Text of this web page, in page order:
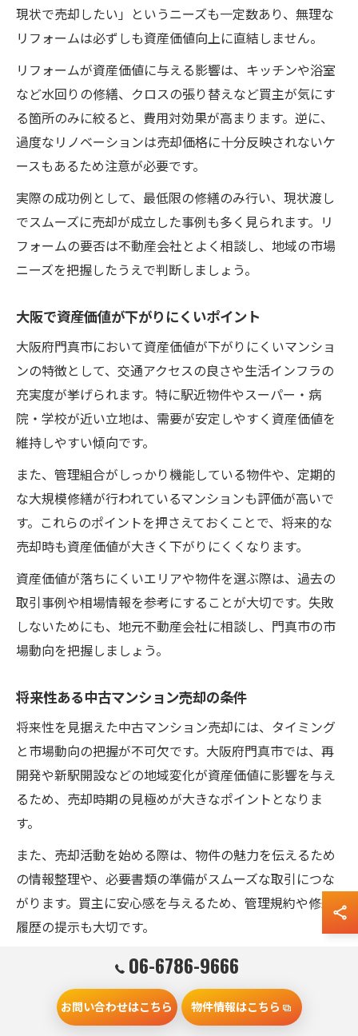
現状で売却したい」というニーズも一定数あり、無理な
リフォームは必ずしも資産価値向上に直結しません。
リフォームが資産価値に与える影響は、キッチンや浴室
など水回りの修繕、クロスの張り替えなど買主が気にす
る箇所のみに絞ると、費用対効果が高まります。逆に、
過度なリノベーションは売却価格に十分反映されないケ
ースもあるため注意が必要です。
実際の成功例として、最低限の修繕のみ行い、現状渡し
でスムーズに売却が成立した事例も多く見られます。リ
フォームの要否は不動産会社とよく相談し、地域の市場
ニーズを把握したうえで判断しましょう。
大阪で資産価値が下がりにくいポイント
大阪府門真市において資産価値が下がりにくいマンショ
ンの特徴として、交通アクセスの良さや生活インフラの
充実度が挙げられます。特に駅近物件やスーパー・病
院・学校が近い立地は、需要が安定しやすく資産価値を
維持しやすい傾向です。
また、管理組合がしっかり機能している物件や、定期的
な大規模修繕が行われているマンションも評価が高いで
す。これらのポイントを押さえておくことで、将来的な
売却時も資産価値が大きく下がりにくくなります。
資産価値が落ちにくいエリアや物件を選ぶ際は、過去の
取引事例や相場情報を参考にすることが大切です。失敗
しないためにも、地元不動産会社に相談し、門真市の市
場動向を把握しましょう。
将来性ある中古マンション売却の条件
将来性を見据えた中古マンション売却には、タイミング
と市場動向の把握が不可欠です。大阪府門真市では、再
開発や新駅開設などの地域変化が資産価値に影響を与え
るため、売却時期の見極めが大きなポイントとなりま
す。
また、売却活動を始める際は、物件の魅力を伝えるため
の情報整理や、必要書類の準備がスムーズな取引につな
がります。買主に安心感を与えるため、管理規約や修繕
履歴の提示も大切です。
実際に「売れなかったらどうなるのか」と不安に思う方
いく結果を得やすくなります。将来性ある売却を実現す
るためには、地域専門の不動産会社と連携し、最新の市
06-6786-9666
お問い合わせはこちら 物件情報はこちら